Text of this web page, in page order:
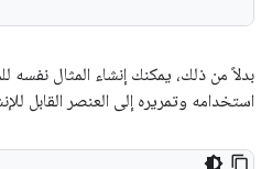
بدلاً من ذلك، يمكنك إنشاء المثال نفسه
استخدامه وتمريره إلى العنصر القابل